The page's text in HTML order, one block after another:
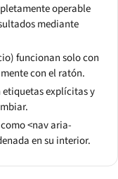
operable
mediante
funcionan solo con
con el ratón.
etiquetas explícitas y
<nav aria-
en su interior.